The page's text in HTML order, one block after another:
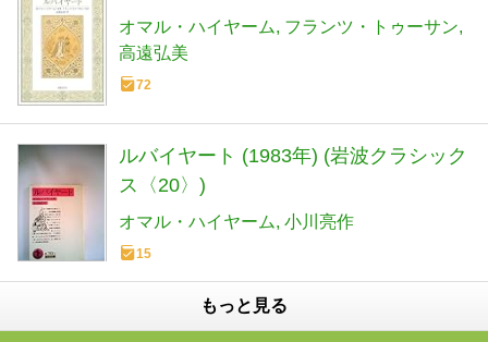
オマル・ハイヤーム
フランツ・トゥーサン
高遠弘美
72
ルバイヤート (1983年) (岩波クラシック
ス〈20〉)
オマル・ハイヤーム 小川亮作
15
もっと見る